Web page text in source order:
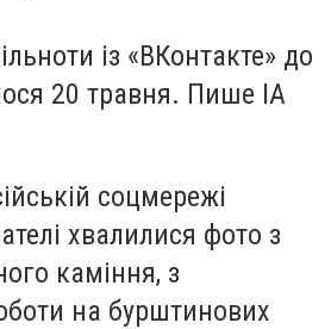
із «ВКонтакте» до
20 травня. Пише ІА
соцмережі
хвалилися фото з
каміння, з
на бурштинових